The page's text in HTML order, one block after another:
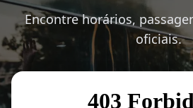
Encontre horários,
oficiais.